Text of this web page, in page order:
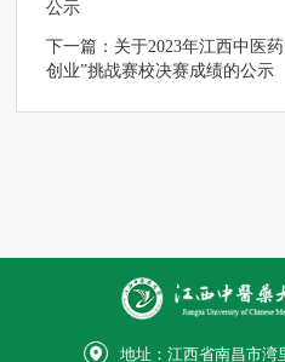
公示
下一篇： 关于2023年江西中医
创业”挑战赛校决赛成绩的公示
地址：江西省南昌市湾